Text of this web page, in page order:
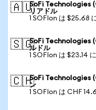
🇦🇺SoFi Technologies
リアドル
1 SOFIon は $25.68
🇸🇬SoFi Technologies
ルドル
1 SOFIon は $23.14
🇨🇭SoFi Technologies
ン
1 SOFIon は CHF